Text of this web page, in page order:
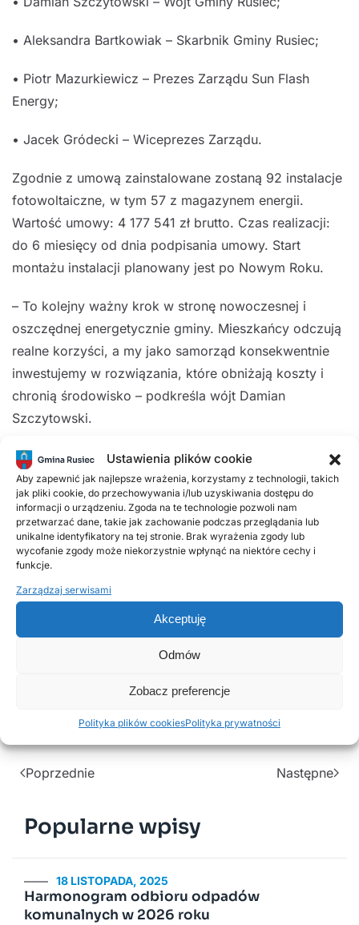
Ustawienia plików cookie
Aby zapewnić jak najlepsze wrażenia, korzystamy z technologii, takich
jak pliki cookie, do przechowywania i/lub uzyskiwania dostępu do
informacji o urządzeniu. Zgoda na te technologie pozwoli nam
przetwarzać dane, takie jak zachowanie podczas przeglądania lub
unikalne identyfikatory na tej stronie. Brak wyrażenia zgody lub
wycofanie zgody może niekorzystnie wpłynąć na niektóre cechy i
funkcje.
Zarządzaj serwisami
Akceptuję
Odmów
Zobacz preferencje
Polityka plików cookiesPolityka prywatności
• Aleksandra Bartkowiak – Skarbnik Gminy Rusiec;
• Piotr Mazurkiewicz – Prezes Zarządu Sun Flash
Energy;
• Jacek Gródecki – Wiceprezes Zarządu.
Zgodnie z umową zainstalowane zostaną 92 instalacje
fotowoltaiczne, w tym 57 z magazynem energii.
Wartość umowy: 4 177 541 zł brutto. Czas realizacji:
do 6 miesięcy od dnia podpisania umowy. Start
montażu instalacji planowany jest po Nowym Roku.
– To kolejny ważny krok w stronę nowoczesnej i
oszczędnej energetycznie gminy. Mieszkańcy odczują
realne korzyści, a my jako samorząd konsekwentnie
inwestujemy w rozwiązania, które obniżają koszty i
chronią środowisko – podkreśla wójt Damian
Szczytowski.
Zadanie dofinansowane jest ze środków Funduszu na
Rzecz Sprawiedliwej Transformacji w ramach
Programu Regionalnego Fundusze Europejskie dla
Łódzkiego 2021-2027 (85 % kosztów
kwalifikowanych) oraz z budżetu państwa (10 %).
__________________________
W części postępowania przetargowego dotyczącego
związku z tym Gmina Rusiec ogłosi drugie
Poprzednie Następne
Popularne wpisy
18 LISTOPADA, 2025
Harmonogram odbioru odpadów
komunalnych w 2026 roku